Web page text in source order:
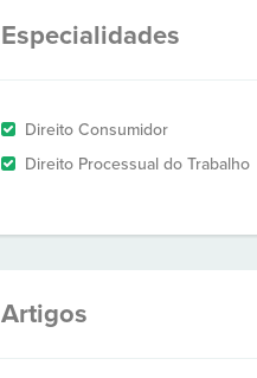
Especialidades
Direito Consumidor
Direito Processual do Trabalho
Artigos